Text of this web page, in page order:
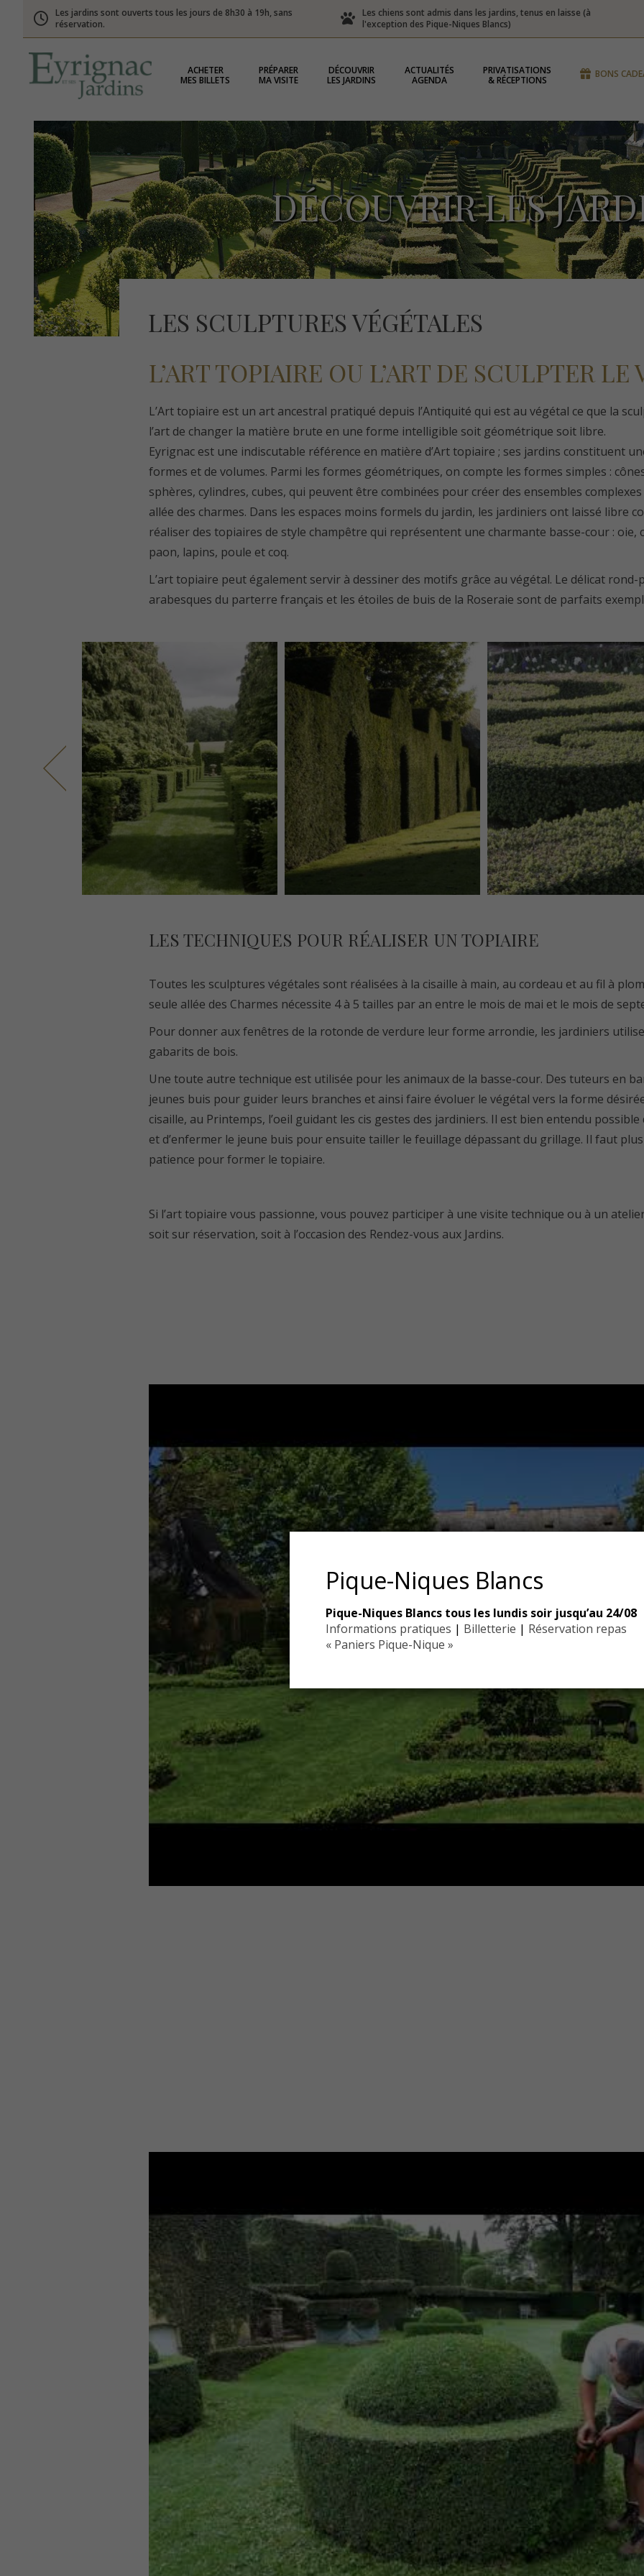
Les jardins sont ouverts tous les jours de 8h30 à 19h, sans
réservation.
Les chiens sont admis dans les jardins, tenus en laisse (à
l'exception des Pique-Niques Blancs)
ACHETER
MES BILLETS
PRÉPARER
MA VISITE
DÉCOUVRIR
LES JARDINS
ACTUALITÉS
AGENDA
PRIVATISATIONS
& RÉCEPTIONS
BONS
DÉCOUVRIR LES
LES SCULPTURES VÉGÉTALES
L’ART TOPIAIRE OU L’ART DE SCULPTER LE
L’Art topiaire est un art ancestral pratiqué depuis l’Antiquité qui est au végétal ce que la
l’art de changer la matière brute en une forme intelligible soit géométrique soit libre.
Eyrignac est une indiscutable référence en matière d’Art topiaire ; ses jardins constituent
formes et de volumes. Parmi les formes géométriques, on compte les formes simples :
sphères, cylindres, cubes, qui peuvent être combinées pour créer des ensembles
allée des charmes. Dans les espaces moins formels du jardin, les jardiniers ont laissé libre
réaliser des topiaires de style champêtre qui représentent une charmante basse-cour : oie,
paon, lapins, poule et coq.
L’art topiaire peut également servir à dessiner des motifs grâce au végétal. Le délicat
arabesques du parterre français et les étoiles de buis de la Roseraie sont de parfaits
LES TECHNIQUES POUR RÉALISER UN TOPIAIRE
Toutes les sculptures végétales sont réalisées à la cisaille à main, au cordeau et au fil à
seule allée des Charmes nécessite 4 à 5 tailles par an entre le mois de mai et le mois de
Pour donner aux fenêtres de la rotonde de verdure leur forme arrondie, les jardiniers
gabarits de bois.
Une toute autre technique est utilisée pour les animaux de la basse-cour. Des tuteurs en
jeunes buis pour guider leurs branches et ainsi faire évoluer le végétal vers la forme
cisaille, au Printemps, l’oeil guidant les cis gestes des jardiniers. Il est bien entendu
et d’enfermer le jeune buis pour ensuite tailler le feuillage dépassant du grillage. Il faut
patience pour former le topiaire.
Si l’art topiaire vous passionne, vous pouvez participer à une visite technique ou à un
soit sur réservation, soit à l’occasion des Rendez-vous aux Jardins.
Pique-Niques Blancs
Pique-Niques Blancs tous les lundis soir jusqu’au 24/08
Informations pratiques | Billetterie | Réservation repas
« Paniers Pique-Nique »